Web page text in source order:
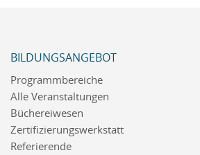
BILDUNGSANGEBOT
Programmbereiche
Alle Veranstaltungen
Büchereiwesen
Zertifizierungswerkstatt
Referierende